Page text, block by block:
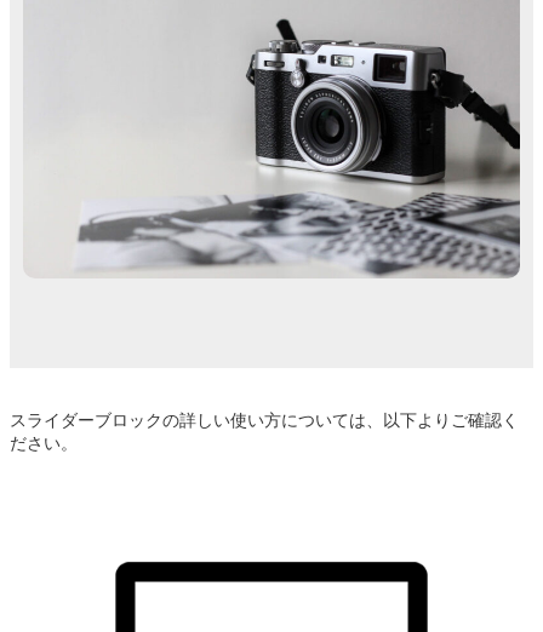
スライダーブロックの詳しい使い方については、以下よりご確認く
ださい。